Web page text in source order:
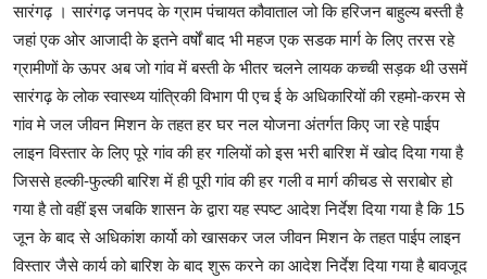
सारंगढ़ । सारंगढ़ जनपद के ग्राम पंचायत कौवाताल जो कि हरिजन बाहुल्य बस्ती है
जहां एक ओर आजादी के इतने वर्षों बाद भी महज एक‌ सडक मार्ग के लिए तरस रहे
ग्रामीणों के ऊपर अब जो गांव में बस्ती के भीतर चलने लायक कच्ची सड़क थी उसमें
सारंगढ़ के लोक स्वास्थ्य यांत्रिकी विभाग पी एच ई के अधिकारियों की रहमो-करम से
गांव मे जल जीवन मिशन के तहत हर घर नल योजना अंतर्गत किए जा रहे पाईप
लाइन विस्तार के लिए पूरे गांव की हर गलियों को इस भरी बारिश में खोद दिया गया है
जिससे हल्की-फुल्की बारिश में ही पूरी गांव की हर गली व मार्ग कीचड से सराबोर हो
गया है तो वहीं इस जबकि शासन के द्वारा यह स्पष्ट आदेश निर्देश दिया गया है कि 15
जून के बाद से अधिकांश कार्यो को खासकर जल जीवन मिशन के तहत पाईप लाइन
विस्तार जैसे कार्य को बारिश के बाद शुरू करने का आदेश निर्देश दिया गया है बावजूद